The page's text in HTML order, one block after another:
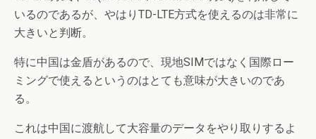
いるのであるが、やはりTD-LTE方式を使えるのは非常に
大きいと判断。
特に中国は金盾があるので、現地SIMではなく国際ロー
ミングで使えるというのはとても意味が大きいのであ
る。
これは中国に渡航して大容量のデータをやり取りするよ